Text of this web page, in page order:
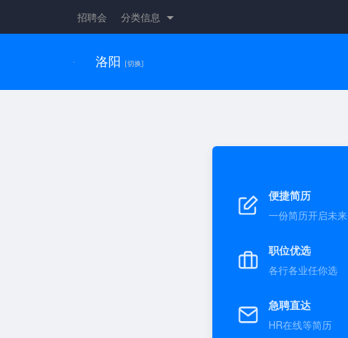
招聘会 分类信息
洛阳 [切换]
便捷简历
一份简历开启未来
职位优选
各行各业任你选
急聘直达
HR在线等简历